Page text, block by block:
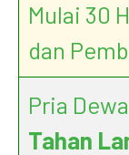
Mulai 30
dan
Pria
Tahan